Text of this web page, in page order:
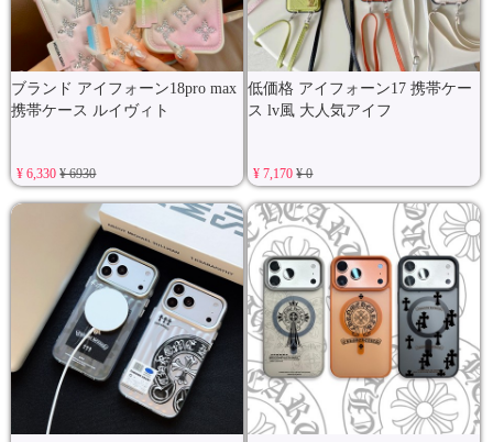
ブランド アイフォーン18pro max
携帯ケース ルイヴィト
¥ 6,330¥ 6930
低価格 アイフォーン17 携帯ケー
ス lv風 大人気アイフ
¥ 7,170¥ 0